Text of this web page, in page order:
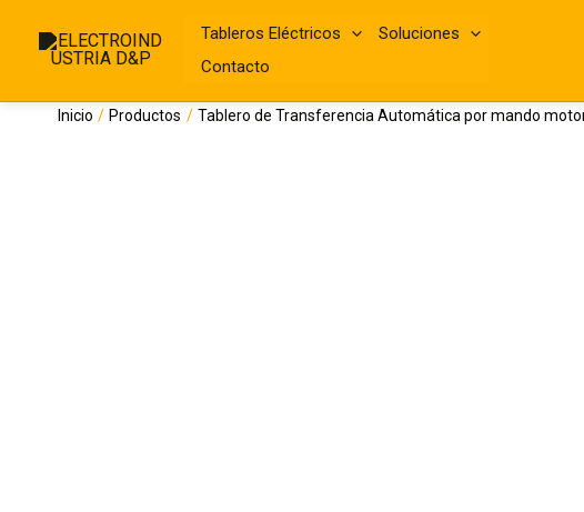
contenido
Tableros Eléctricos
Soluciones
Contacto
Inicio Productos Tablero de Transferencia Automática por mando